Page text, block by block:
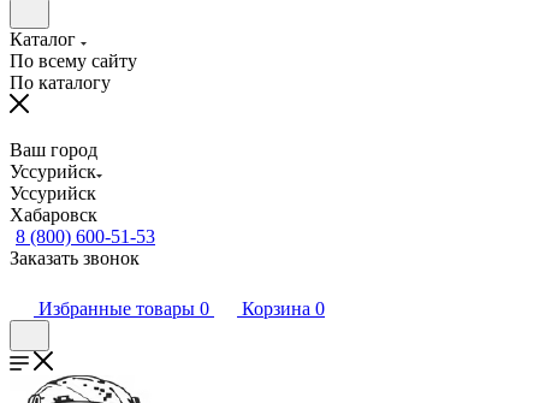
Каталог
По всему сайту
По каталогу
Ваш город
Уссурийск
Уссурийск
Хабаровск
8 (800) 600-51-53
Заказать звонок
Избранные товары 0 Корзина 0